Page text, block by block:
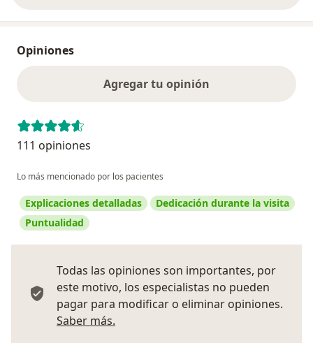
Opiniones
Agregar tu opinión
111 opiniones
Lo más mencionado por los pacientes
Explicaciones detalladas
Dedicación durante la visita
Puntualidad
Todas las opiniones son importantes, por
este motivo, los especialistas no pueden
pagar para modificar o eliminar opiniones.
Saber más.